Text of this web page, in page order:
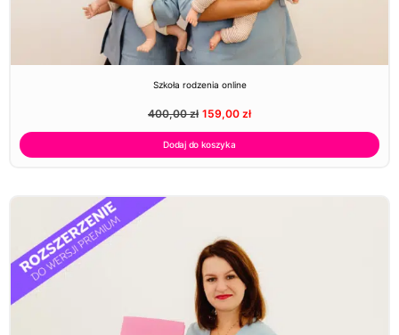
Szkoła rodzenia online
400,00zł 159,00 zł
Dodaj do koszyka